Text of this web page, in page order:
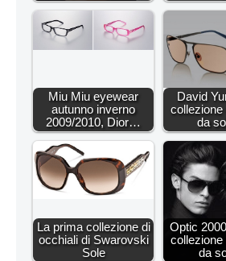
Miu Miu eyewear
autunno inverno
2009/2010, Dior…
David
collezione
da
La prima collezione di
occhiali di Swarovski
Sole
Optic
collezione
da